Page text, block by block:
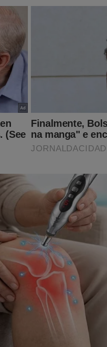
(veja o vídeo)
É muito simples, basta
sem publicidade pelo JCO
ANUAL do JCO por apenas
apresentacao